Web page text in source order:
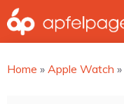
Zum
Inhalt
springen
Home » Apple Watch »